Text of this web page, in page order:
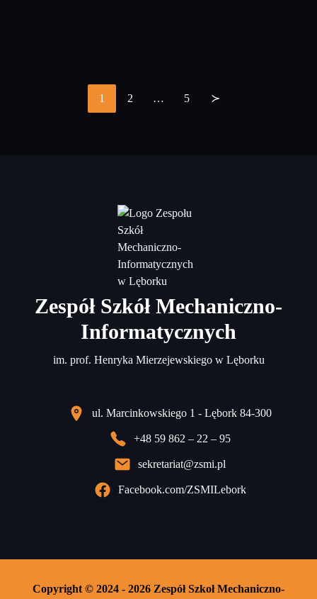
Stronicowanie
1 2 … 5 ≻
Zespół Szkół Mechaniczno-
Informatycznych
im. prof. Henryka Mierzejewskiego w Lęborku
ul. Marcinkowskiego 1 - Lębork 84-300
+48 59 862 – 22 – 95
sekretariat@zsmi.pl
Facebook.com/ZSMILebork
Copyright © 2024 - 2026 Zespół Szkoł Mechaniczno-